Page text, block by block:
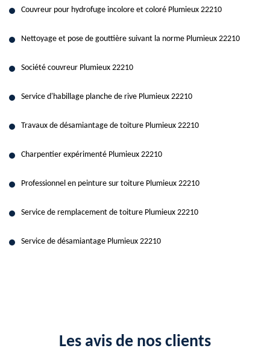
Couvreur pour hydrofuge incolore et coloré Plumieux 22210
Nettoyage et pose de gouttière suivant la norme Plumieux 22210
Société couvreur Plumieux 22210
Service d'habillage planche de rive Plumieux 22210
Travaux de désamiantage de toiture Plumieux 22210
Charpentier expérimenté Plumieux 22210
Professionnel en peinture sur toiture Plumieux 22210
Service de remplacement de toiture Plumieux 22210
Service de désamiantage Plumieux 22210
Les avis de nos clients